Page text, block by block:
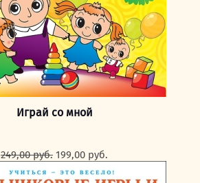
Играй со мной
249,00руб. Первоначальная
цена
составляла
199,00 руб.
цена:
199,00 руб..